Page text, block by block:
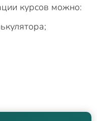
курсов можно: